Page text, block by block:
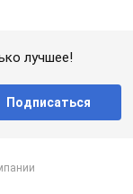
лучшее!
Подписаться